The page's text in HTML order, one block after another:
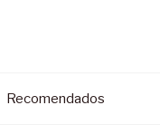
Recomendados